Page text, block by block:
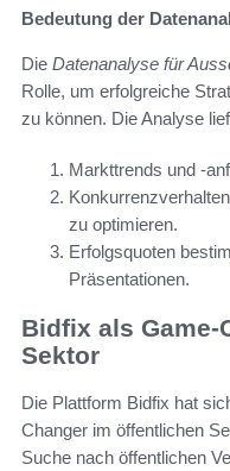
Bedeutung der
Die Datenanalyse für
Rolle, um erfolgreiche
zu können. Die Analyse
Markttrends und -
zu optimieren.
Erfolgsquoten
Präsentationen.
Bidfix als
Sektor
Die Plattform Bidfix hat
Changer im öffentlichen
Suche nach öffentlichen